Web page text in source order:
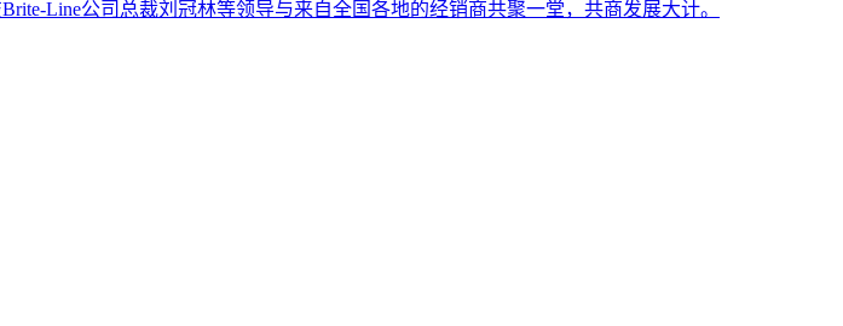
Line公司总裁刘冠林等领导与来自全国各地的经销商共聚一堂，共商发展大计。